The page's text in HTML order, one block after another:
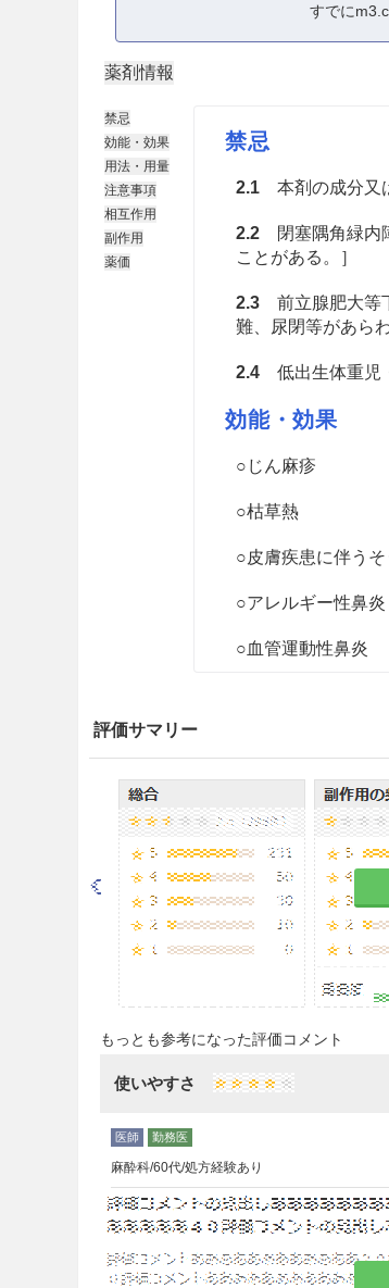
すでに
薬剤情報
禁忌
効能・効果
用法・用量
注意事項
相互作用
副作用
薬価
禁忌
2.1本剤の成分又
2.2閉塞隅角緑内
ことがある。］
2.3前立腺肥大等
難、尿閉等があら
2.4低出生体重児
効能・効果
○じん麻疹
○枯草熱
○皮膚疾患に伴う
○アレルギー性鼻炎
○血管運動性鼻炎
注意事項
重要な基本的注意
8.1
眠気を催すこ
機械の操作には従
再生不良性貧
ど観察を十分に行
慎重投与
9.1 合併症・既往
抗コリン作用に
9.1.2 眼内圧亢
抗コリン作用に
評価サマリー
もっとも参考になった評価コメント
使いやすさ
麻酔科/60代/処方経験あり